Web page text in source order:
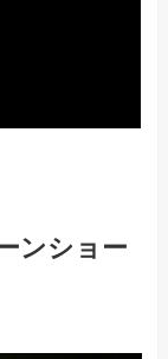
ンショー